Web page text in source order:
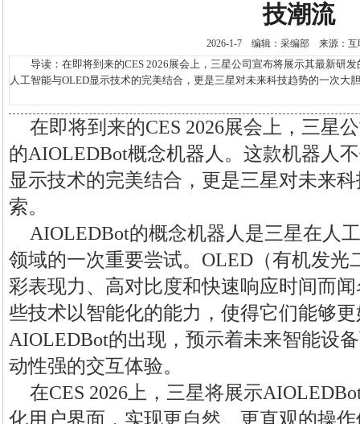
技潮流
2026-1-7 编辑：采编部 来源：
导读：在即将到来的CES 2026展会上，三星公司宣布将展示其最新研发
人工智能与OLED显示技术的完美结合，更是三星对未来科技趋势的一次大
在即将到来的CES 2026展会上，三星
的AIOLEDBot概念机器人。这款机器人
显示技术的完美结合，更是三星对未来
索。
AIOLEDBot的概念机器人是三星在人
领域的一次重要尝试。OLED（有机发光
彩表现力、高对比度和快速响应时间而
些技术以智能化的能力，使得它们能够
AIOLEDBot的出现，预示着未来智能设
动性强的交互体验。
在CES 2026上，三星将展示
化用户界面，实现更自然、更直观的操